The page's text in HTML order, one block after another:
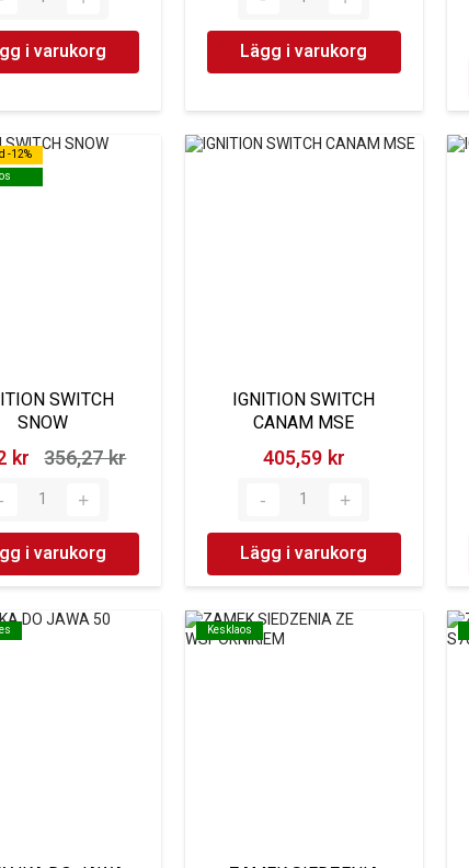
i varukorg Lägg i varukorg
-12%
-12%
SWITCH
SNOW
kr‎ 356,27 kr‎
i varukorg
IGNITION SWITCH
CANAM MSE
405,59 kr‎
Lägg i varukorg
Kesklaos
Kesklaos